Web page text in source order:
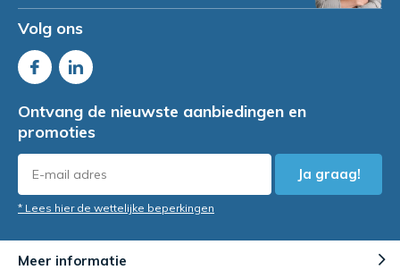
Volg ons
Ontvang de nieuwste aanbiedingen en
promoties
Ja graag!
* Lees hier de wettelijke beperkingen
Meer informatie